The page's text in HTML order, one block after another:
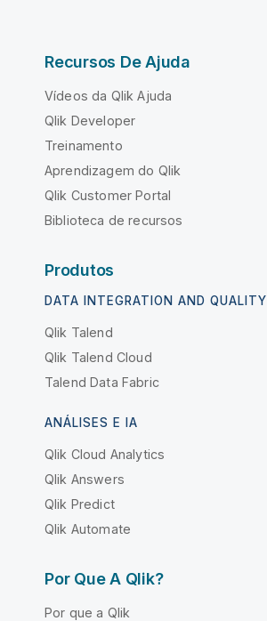
Recursos De Ajuda
Vídeos da Qlik Ajuda
Qlik Developer
Treinamento
Aprendizagem do Qlik
Qlik Customer Portal
Biblioteca de recursos
Produtos
DATA INTEGRATION AND QUALITY
Qlik Talend
Qlik Talend Cloud
Talend Data Fabric
ANÁLISES E IA
Qlik Cloud Analytics
Qlik Answers
Qlik Predict
Qlik Automate
Por Que A Qlik?
Por que a Qlik